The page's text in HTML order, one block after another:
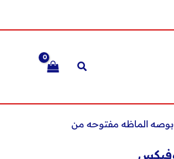
/ اسطوانه 4.5بوصه الماظه مفتوحه من